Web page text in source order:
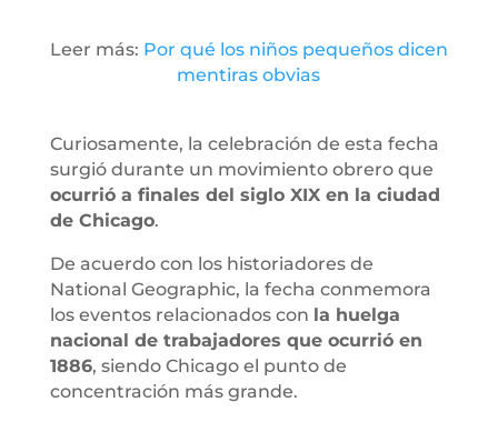
Leer más: Por qué los niños pequeños dicen
mentiras obvias
Curiosamente, la celebración de esta fecha
surgió durante un movimiento obrero que
ocurrió a finales del siglo XIX en la ciudad
de Chicago.
De acuerdo con los historiadores de
National Geographic, la fecha conmemora
los eventos relacionados con la huelga
nacional de trabajadores que ocurrió en
1886, siendo Chicago el punto de
concentración más grande.